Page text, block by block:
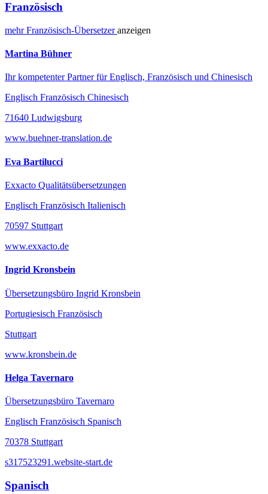
Französisch
mehrFranzösisch-Übersetzeranzeigen
Martina Bühner
Ihr kompetenter Partner für Englisch, Französisch und Chinesisch
Englisch Französisch Chinesisch
71640 Ludwigsburg
www.buehner-translation.de
Eva Bartilucci
Exxacto Qualitätsübersetzungen
Englisch Französisch Italienisch
70597 Stuttgart
www.exxacto.de
Ingrid Kronsbein
Übersetzungsbüro Ingrid Kronsbein
Portugiesisch Französisch
Stuttgart
www.kronsbein.de
Helga Tavernaro
Übersetzungsbüro Tavernaro
Englisch Französisch Spanisch
70378 Stuttgart
s317523291.website-start.de
Spanisch